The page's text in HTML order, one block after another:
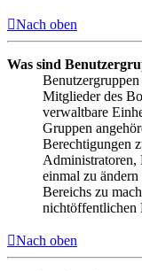
Nach oben
Was sind
Mitglieder des
verwaltbare
Gruppen
Berechtigungen
Administratoren,
einmal zu
Bereichs zu
nichtöffentlichen
Nach oben